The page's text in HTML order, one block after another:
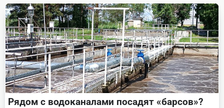
text">Page</span>
Рядом с водоканалами посадят «барсов»?